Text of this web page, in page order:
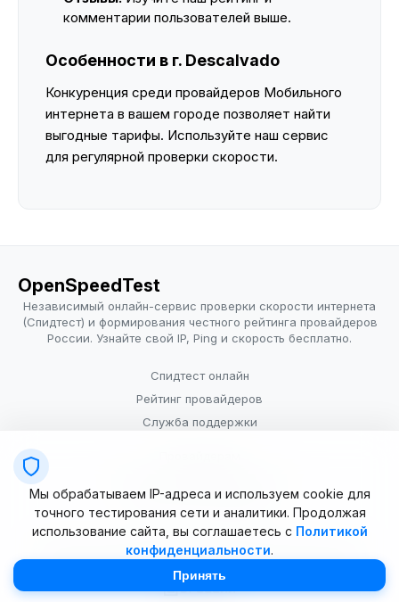
комментарии пользователей выше.
Особенности в г. Descalvado
Конкуренция среди провайдеров Мобильного
интернета в вашем городе позволяет найти
выгодные тарифы. Используйте наш сервис
для регулярной проверки скорости.
OpenSpeedTest
Независимый онлайн-сервис проверки скорости интернета
(Спидтест) и формирования честного рейтинга провайдеров
России. Узнайте свой IP, Ping и скорость бесплатно.
Спидтест онлайн
Рейтинг провайдеров
Служба поддержки
Условия использования
© 2025–2026 OpenSpeedTest (ИП Долматова В.В.). Все права
Мы обрабатываем IP-адреса и используем cookie для
точного тестирования сети и аналитики. Продолжая
использование сайта, вы соглашаетесь с Политикой
конфиденциальности.
Принять